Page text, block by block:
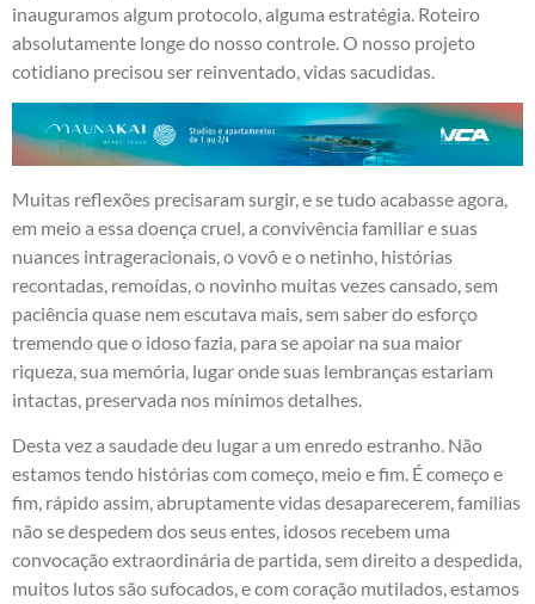
inauguramos algum protocolo, alguma estratégia. Roteiro
absolutamente longe do nosso controle. O nosso projeto
cotidiano precisou ser reinventado, vidas sacudidas.
Muitas reflexões precisaram surgir, e se tudo acabasse agora,
em meio a essa doença cruel, a convivência familiar e suas
nuances intrageracionais, o vovô e o netinho, histórias
recontadas, remoídas, o novinho muitas vezes cansado, sem
paciência quase nem escutava mais, sem saber do esforço
tremendo que o idoso fazia, para se apoiar na sua maior
riqueza, sua memória, lugar onde suas lembranças estariam
intactas, preservada nos mínimos detalhes.
Desta vez a saudade deu lugar a um enredo estranho. Não
estamos tendo histórias com começo, meio e fim. É começo e
fim, rápido assim, abruptamente vidas desaparecerem, famílias
não se despedem dos seus entes, idosos recebem uma
convocação extraordinária de partida, sem direito a despedida,
muitos lutos são sufocados, e com coração mutilados, estamos